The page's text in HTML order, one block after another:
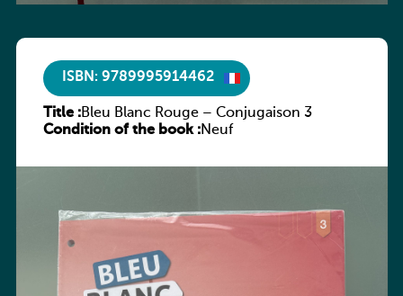
ISBN: 9789995914462
Title :Bleu Blanc Rouge – Conjugaison 3
Condition of the book :Neuf